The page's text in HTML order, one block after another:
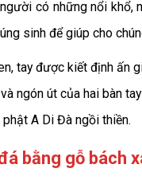
có những nổi
sinh để giúp cho
tay được kiết định ấn
ngón út của hai bàn
A Di Đà ngồi thiền.
bằng gỗ bách